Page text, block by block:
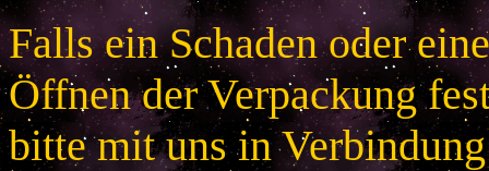
Falls ein Schaden oder
Öffnen der Verpackung
bitte mit uns in